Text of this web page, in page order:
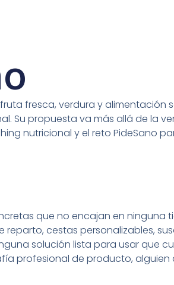
fresca, verdura y alimentación
Su propuesta va más allá de la
nutricional y el reto PideSano
que no encajan en ninguna
cestas personalizables,
solución lista para usar que
profesional de producto, alguien